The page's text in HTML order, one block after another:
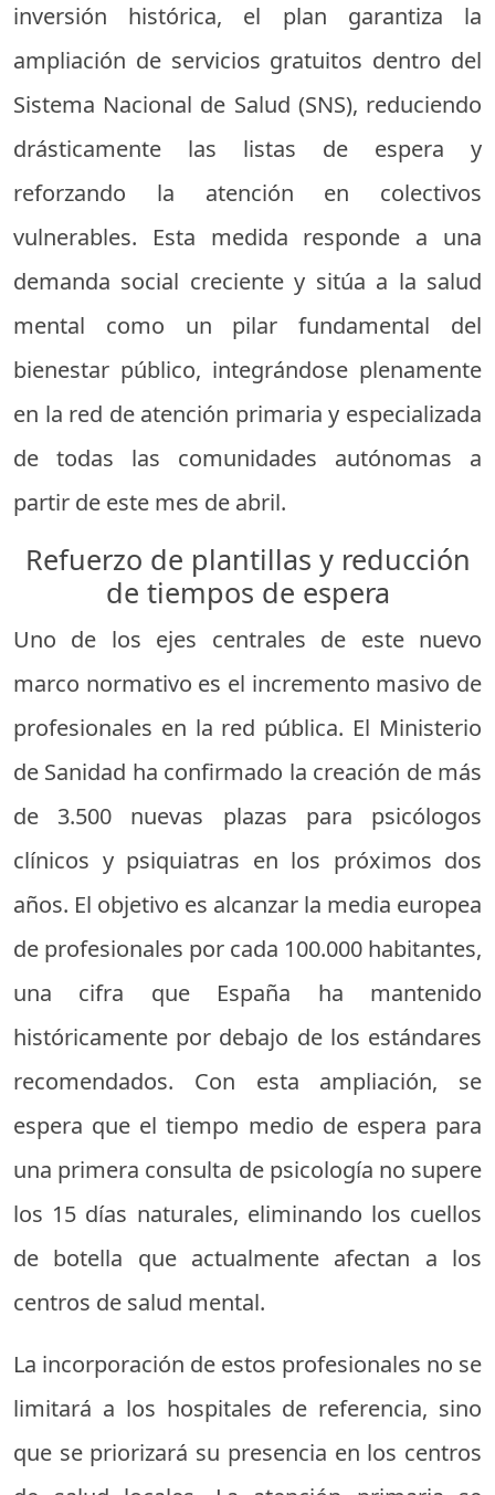
inversión histórica, el plan garantiza la
ampliación de servicios gratuitos dentro del
Sistema Nacional de Salud (SNS), reduciendo
drásticamente las listas de espera y
reforzando la atención en colectivos
vulnerables. Esta medida responde a una
demanda social creciente y sitúa a la salud
mental como un pilar fundamental del
bienestar público, integrándose plenamente
en la red de atención primaria y especializada
de todas las comunidades autónomas a
partir de este mes de abril.
Refuerzo de plantillas y reducción
de tiempos de espera
Uno de los ejes centrales de este nuevo
marco normativo es el incremento masivo de
profesionales en la red pública. El Ministerio
de Sanidad ha confirmado la creación de más
de 3.500 nuevas plazas para psicólogos
clínicos y psiquiatras en los próximos dos
años. El objetivo es alcanzar la media europea
de profesionales por cada 100.000 habitantes,
una cifra que España ha mantenido
históricamente por debajo de los estándares
recomendados. Con esta ampliación, se
espera que el tiempo medio de espera para
una primera consulta de psicología no supere
los 15 días naturales, eliminando los cuellos
de botella que actualmente afectan a los
centros de salud mental.
La incorporación de estos profesionales no se
limitará a los hospitales de referencia, sino
que se priorizará su presencia en los centros